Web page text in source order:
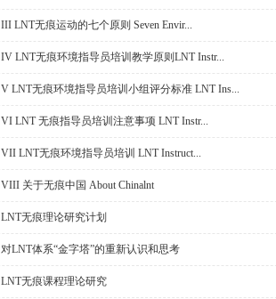
III LNT无痕运动的七个原则 Seven Envir...
IV LNT无痕环境指导员培训教学原则LNT Instr...
V LNT无痕环境指导员培训小组评分标准 LNT Ins...
VI LNT 无痕指导员培训注意事项 LNT Instr...
VII LNT无痕环境指导员培训 LNT Instruct...
VIII 关于无痕中国 About Chinalnt
LNT无痕理论研究计划
对LNT体系“金字塔”的重新认识和思考
LNT无痕课程理论研究